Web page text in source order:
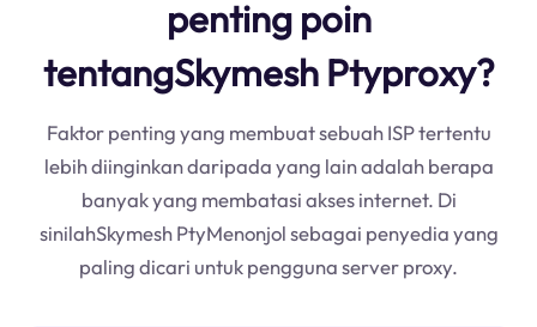
penting poin
tentangSkymesh Ptyproxy?
Faktor penting yang membuat sebuah ISP tertentu
lebih diinginkan daripada yang lain adalah berapa
banyak yang membatasi akses internet. Di
sinilahSkymesh PtyMenonjol sebagai penyedia yang
paling dicari untuk pengguna server proxy.